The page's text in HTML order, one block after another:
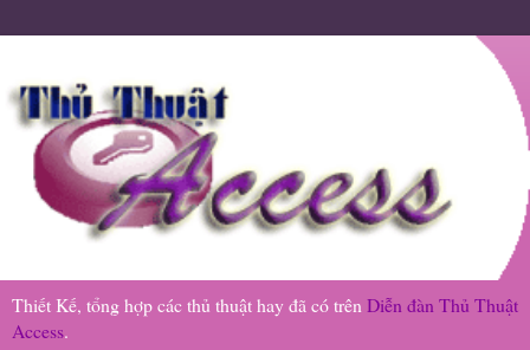
Thiết Kế, tổng hợp các thủ thuật hay đã có trênDiễn đàn Thủ Thuật
Access.